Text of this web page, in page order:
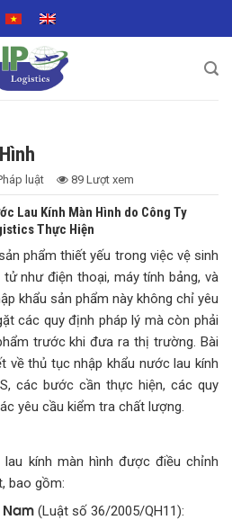
luật 89 Lượt xem
Lau Kính Màn Hình do Công Ty
Thực Hiện
phẩm thiết yếu trong việc vệ sinh
như điện thoại, máy tính bảng, và
khẩu sản phẩm này không chỉ yêu
các quy định pháp lý mà còn phải
trước khi đưa ra thị trường. Bài
về thủ tục nhập khẩu nước lau kính
các bước cần thực hiện, các quy
yêu cầu kiểm tra chất lượng.
lau kính màn hình được điều chỉnh
bao gồm:
(Luật số 36/2005/QH11):